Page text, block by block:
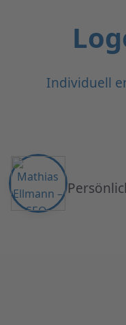
Individuell